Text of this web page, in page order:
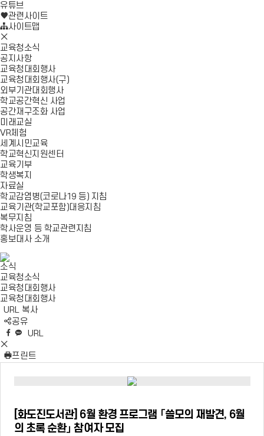
기
유튜브
로
가
관련사이트
사이트맵
모
바
일
메
뉴
닫
기
교육청소식
공지사항
교육청대회행사
교육청대회행사(구)
외부기관대회행사
학교공간혁신 사업
공간재구조화 사업
미래교실
VR체험
세계시민교육
학교혁신지원센터
교육기부
학생복지
자료실
학교감염병(코로나19 등) 지침
교육기관(학교포함)대응지침
복무지침
학사운영 등 학교관련지침
홍보대사 소개
소식
교육청소식
교육청대회행사
교육청대회행사
URL 복사
공유
N
영
역
네
이
버
밴
엑
스
공
유
페
스
북
카
오
톡
URL
S
N
S
기
프린트
[화도진도서관] 6월 환경 프로그램 「쓸모의 재발견, 6월
의 초록 순환」 참여자 모집